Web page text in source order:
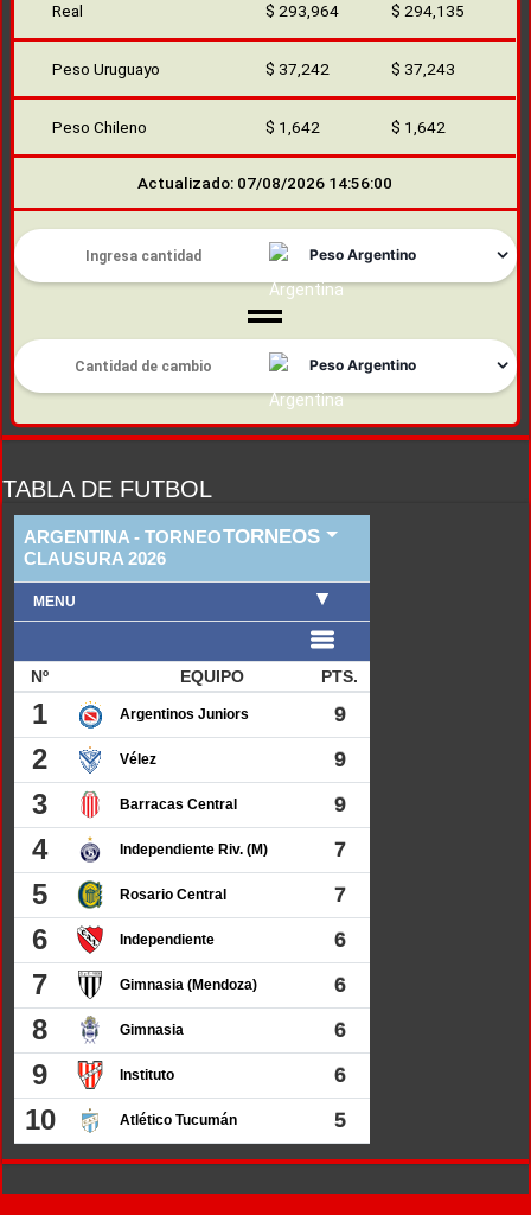
Real $ 293,964 $ 294,135
Peso Uruguayo $ 37,242 $ 37,243
Peso Chileno $ 1,642 $ 1,642
Actualizado: 07/08/2026 14:56:00
TABLA DE FUTBOL